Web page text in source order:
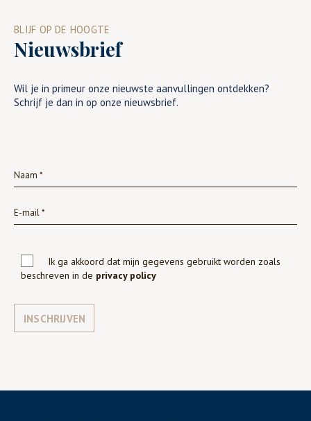
BLIJF OP DE HOOGTE
Nieuwsbrief
Wil je in primeur onze nieuwste aanvullingen ontdekken?
Schrijf je dan in op onze nieuwsbrief.
Ik ga akkoord dat mijn gegevens gebruikt worden zoals
beschreven in de privacy policy
INSCHRIJVEN